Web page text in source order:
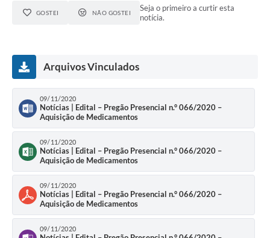
GOSTEI NÃO GOSTEI
Seja o primeiro a curtir esta
notícia.
Arquivos Vinculados
09/11/2020
Notícias | Edital – Pregão Presencial n.° 066/2020 –
Aquisição de Medicamentos
09/11/2020
Notícias | Edital – Pregão Presencial n.° 066/2020 –
Aquisição de Medicamentos
09/11/2020
Notícias | Edital – Pregão Presencial n.° 066/2020 –
Aquisição de Medicamentos
09/11/2020